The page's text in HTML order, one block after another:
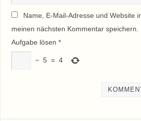
Name, E-Mail-Adresse und Website
meinen nächsten Kommentar speichern.
Aufgabe lösen *
− 5 = 4